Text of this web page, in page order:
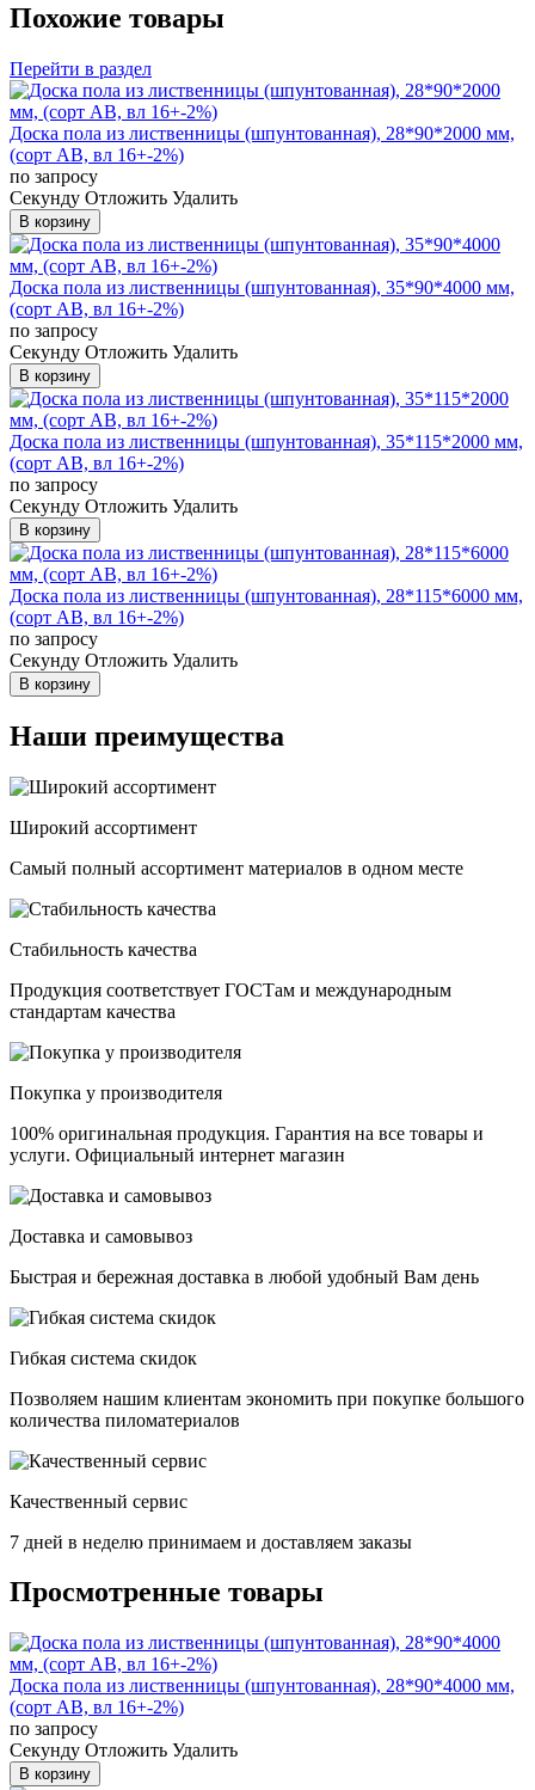
Похожие товары
Перейти в раздел
Доска пола из лиственницы (шпунтованная), 28*90*2000 мм,
(сорт AB, вл 16+-2%)
по запросу
Cекунду Отложить Удалить
В корзину
Доска пола из лиственницы (шпунтованная), 35*90*4000 мм,
(сорт AB, вл 16+-2%)
по запросу
Cекунду Отложить Удалить
В корзину
Доска пола из лиственницы (шпунтованная), 35*115*2000 мм,
(сорт AB, вл 16+-2%)
по запросу
Cекунду Отложить Удалить
В корзину
Доска пола из лиственницы (шпунтованная), 28*115*6000 мм,
(сорт AB, вл 16+-2%)
по запросу
Cекунду Отложить Удалить
В корзину
Наши преимущества
Широкий ассортимент
Самый полный ассортимент материалов в одном месте
Стабильность качества
Продукция соответствует ГОСТам и международным
стандартам качества
Покупка у производителя
100% оригинальная продукция. Гарантия на все товары и
услуги. Официальный интернет магазин
Доставка и самовывоз
Быстрая и бережная доставка в любой удобный Вам день
Гибкая система скидок
Позволяем нашим клиентам экономить при покупке большого
количества пиломатериалов
Качественный сервис
7 дней в неделю принимаем и доставляем заказы
Просмотренные товары
Доска пола из лиственницы (шпунтованная), 28*90*4000 мм,
(сорт AB, вл 16+-2%)
по запросу
Cекунду Отложить Удалить
В корзину